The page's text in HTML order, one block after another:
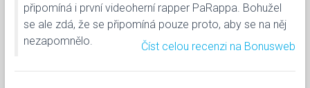
připomíná i první videoherní rapper PaRappa. Bohužel
se ale zdá, že se připomíná pouze proto, aby se na něj
nezapomnělo.
Číst celou recenzi na Bonusweb